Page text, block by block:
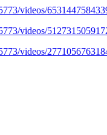
videos/
videos/
videos/